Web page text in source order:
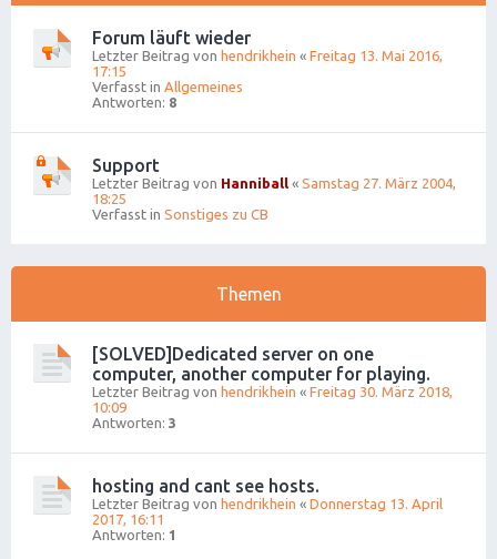
Forum läuft wieder
Letzter Beitrag von hendrikhein « Freitag 13. Mai 2016,
17:15
Verfasst in Allgemeines
Antworten: 8
Support
Letzter Beitrag von Hanniball « Samstag 27. März 2004,
18:25
Verfasst in Sonstiges zu CB
Themen
[SOLVED]Dedicated server on one
computer, another computer for playing.
Letzter Beitrag von hendrikhein « Freitag 30. März 2018,
10:09
Antworten: 3
hosting and cant see hosts.
Letzter Beitrag von hendrikhein « Donnerstag 13. April
2017, 16:11
Antworten: 1